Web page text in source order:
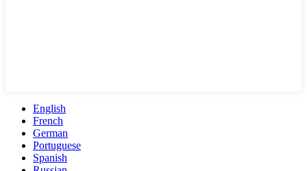
English
French
German
Portuguese
Spanish